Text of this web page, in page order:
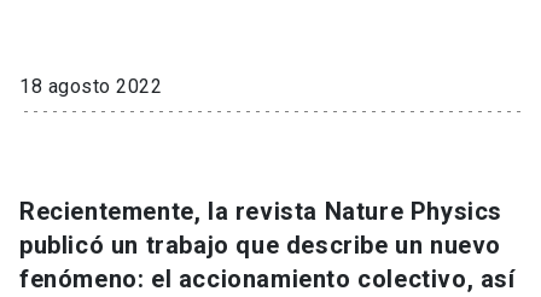
Vinculación
Información para keyboard_arrow_down
Futuros estudiantes
Go to english site
18 agosto 2022
Recientemente, la revista Nature Physics
publicó un trabajo que describe un nuevo
fenómeno: el accionamiento colectivo, así